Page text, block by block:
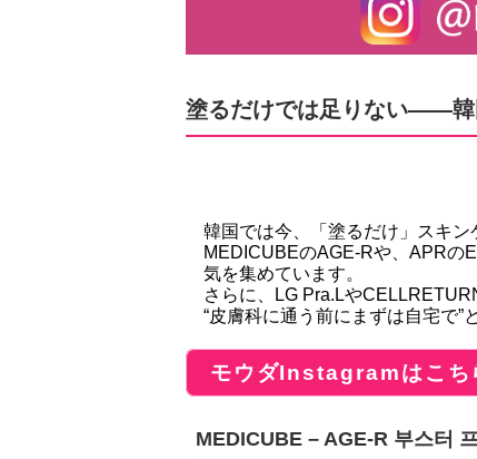
塗るだけでは足りない――韓
韓国では今、「塗るだけ」スキン
MEDICUBEのAGE-Rや、APRの
気を集めています。
さらに、LG Pra.Lや
“皮膚科に通う前にまずは自宅で”
モウダInstagramはこち
MEDICUBE – AGE-R 부스터